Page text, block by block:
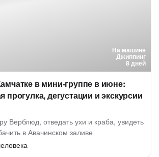
На машине
Джиппинг
8 дней
в мини-группе в июне:
прогулка, дегустации и экскурсии
Верблюд, отведать ухи и краба, увидеть
в Авачинском заливе